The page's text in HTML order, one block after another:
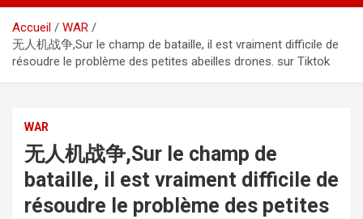
Accueil
WAR
无人机战争,Sur le champ de bataille, il est vraiment difficile de
résoudre le problème des petites abeilles drones. sur Tiktok
WAR
无人机战争,Sur le champ de
bataille, il est vraiment difficile de
résoudre le problème des petites